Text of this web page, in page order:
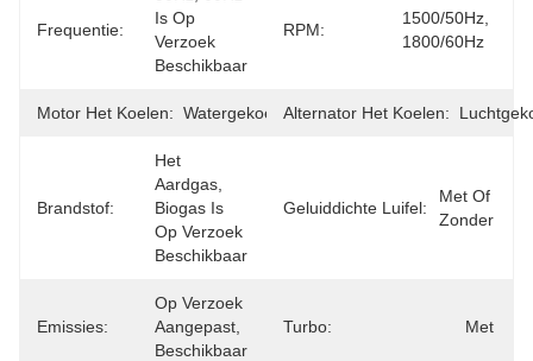
Frequentie:
Is Op
Verzoek
Beschikbaar
RPM:
1500/50Hz,
1800/60Hz
Motor Het Koelen: WatergekoeldAlternator Het Koelen:
Brandstof:
Het
Aardgas,
Biogas Is
Op Verzoek
Beschikbaar
Geluiddichte Luifel:
Met Of
Zonder
Emissies:
Op Verzoek
Aangepast,
Beschikbaar
Turbo: Met